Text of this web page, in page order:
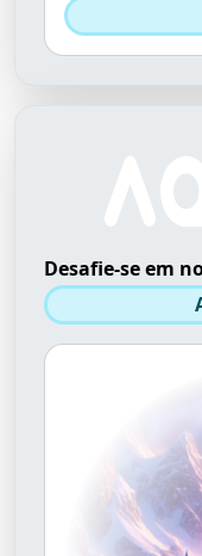
Desafie-se em